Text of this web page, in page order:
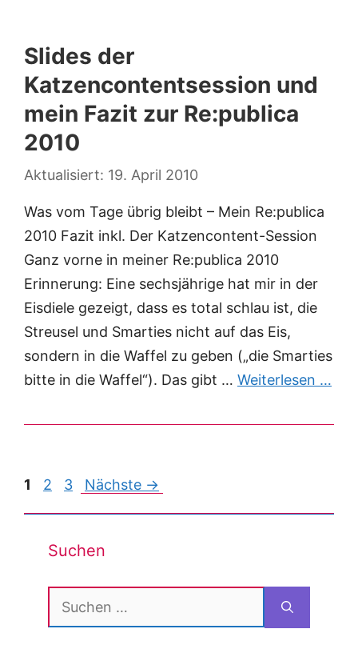
Slides der
Katzencontentsession und
mein Fazit zur Re:publica
2010
19. April 2010
Was vom Tage übrig bleibt – Mein Re:publica
2010 Fazit inkl. Der Katzencontent-Session
Ganz vorne in meiner Re:publica 2010
Erinnerung: Eine sechsjährige hat mir in der
Eisdiele gezeigt, dass es total schlau ist, die
Streusel und Smarties nicht auf das Eis,
sondern in die Waffel zu geben („die Smarties
bitte in die Waffel“). Das gibt … Weiterlesen …
Post
1 2 3 Nächste →
Suchen
Suchen
nach: